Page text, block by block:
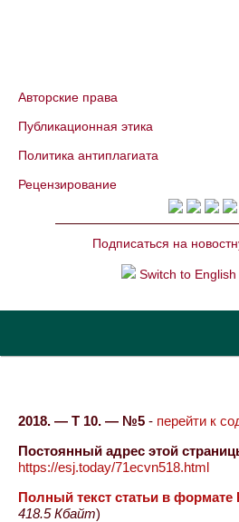
Авторские права
Публикационная этика
Политика антиплагиата
Рецензирование
Подписаться на
Switch to
2018. — Т 10. — №5 - перейти к
Постоянный адрес этой
https://esj.today/71ecvn518.html
Полный текст статьи в формате
418.5 Кбайт)